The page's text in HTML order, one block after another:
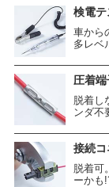
検電
車から
多レベ
圧着
脱着し
ンダ不
接続
脱着可
ーかも